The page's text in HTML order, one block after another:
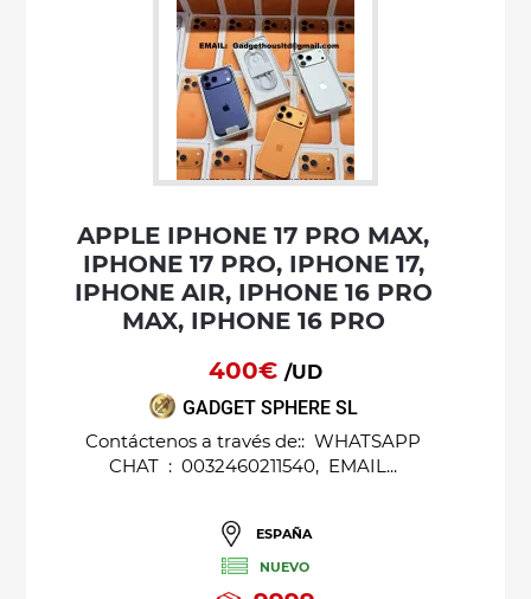
APPLE IPHONE 17 PRO MAX,
IPHONE 17 PRO, IPHONE 17,
IPHONE AIR, IPHONE 16 PRO
MAX, IPHONE 16 PRO
400€ /UD
GADGET SPHERE SL
Contáctenos a través de:: WHATSAPP
CHAT : 0032460211540, EMAIL...
ESPAÑA
NUEVO